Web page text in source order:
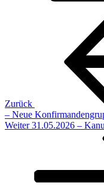
Zurück
– Neue
Nächster
Weiter 31.05.2026 –